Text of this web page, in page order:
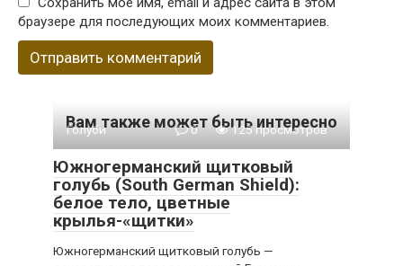
браузере для последующих моих комментариев.
Вам также может быть интересно
Голуби 0 125 просмотров
Южногерманский щитковый
голубь (South German Shield):
белое тело, цветные
крылья-«щитки»
Южногерманский щитковый голубь —